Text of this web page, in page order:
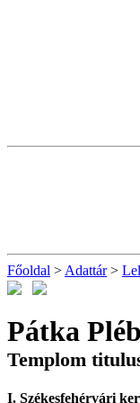
Főoldal > Adattár>
Pátka
Templom
I. Székesfehérvári